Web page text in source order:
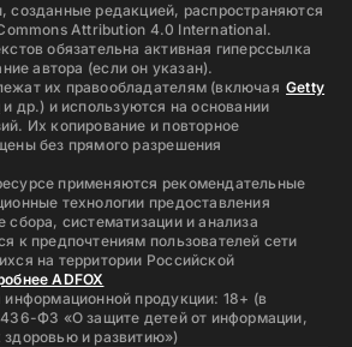
созданные редакцией, распространяются
Attribution 4.0 International.
обязательна активная гиперссылка
автора (если он указан).
их правообладателям (включая Getty
и др.) и используются на основании
Их копирование и повторное
без прямого разрешения
применяются рекомендательные
технологии предоставления
сбора, систематизации и анализа
к предпочтениям пользователей сети
на территории Российской
ADFOX
информационной продукции: 18+ (в
ФЗ «О защите детей от информации,
и развитию»)